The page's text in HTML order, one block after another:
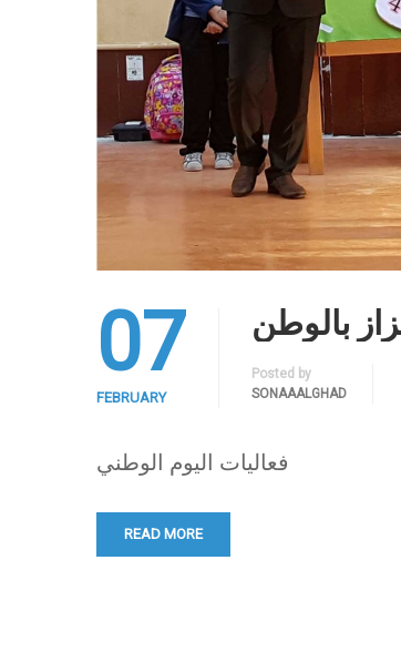
07
FEBRUARY
Posted by
SONAAALGHAD
READ MORE